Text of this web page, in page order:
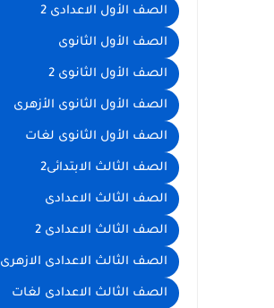
الصف الأول الاعدادى 2
الصف الأول الثانوى
الصف الأول الثانوى 2
الصف الأول الثانوى الأزهرى
الصف الأول الثانوى لغات
الصف الثالث الابتدائى2
الصف الثالث الاعدادى
الصف الثالث الاعدادى 2
الصف الثالث الاعدادى الازهرى
الصف الثالث الاعدادى لغات